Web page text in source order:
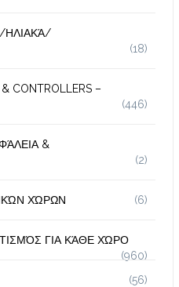
ΗΛΙΑΚΆ/
(18)
CONTROLLERS –
(446)
&
(2)
ΧΏΡΩΝ (6)
ΓΙΑ ΚΆΘΕ ΧΏΡΟ
(960)
(56)